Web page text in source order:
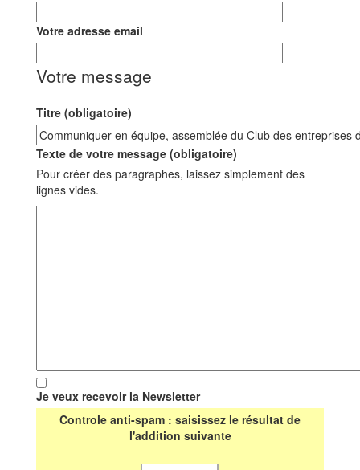
Votre adresse email
Votre message
Titre (obligatoire)
Texte de votre message (obligatoire)
Pour créer des paragraphes, laissez simplement des
lignes vides.
Je veux recevoir la Newsletter
Controle anti-spam : saisissez le résultat de
l'addition suivante